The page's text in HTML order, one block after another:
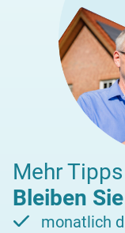
Mehr
Bleiben
monatlich